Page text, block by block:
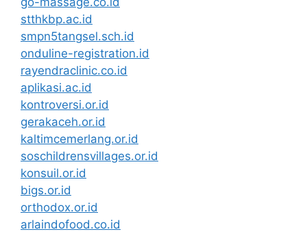
stthkbp.ac.id
smpn5tangsel.sch.id
onduline-registration.id
rayendraclinic.co.id
aplikasi.ac.id
kontroversi.or.id
gerakaceh.or.id
kaltimcemerlang.or.id
soschildrensvillages.or.id
konsuil.or.id
bigs.or.id
orthodox.or.id
arlaindofood.co.id